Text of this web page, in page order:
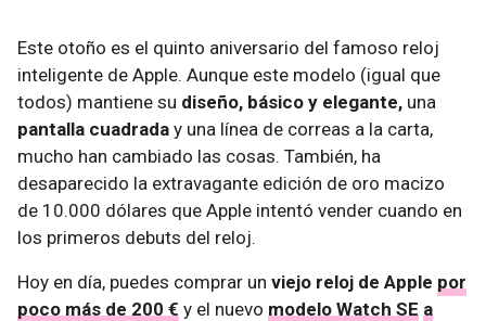
Este otoño es el quinto aniversario del famoso reloj
inteligente de Apple. Aunque este modelo (igual que
todos) mantiene su diseño, básico y elegante, una
pantalla cuadrada y una línea de correas a la carta,
mucho han cambiado las cosas. También, ha
desaparecido la extravagante edición de oro macizo
de 10.000 dólares que Apple intentó vender cuando en
los primeros debuts del reloj.
Hoy en día, puedes comprar un viejo reloj de Apple por
poco más de 200 € y el nuevo modelo Watch SE a